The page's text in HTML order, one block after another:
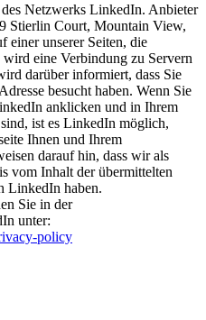
Netzwerks LinkedIn. Anbieter
Stierlin Court, Mountain View,
unserer Seiten, die
eine Verbindung zu Servern
darüber informiert, dass Sie
besucht haben. Wenn Sie
anklicken und in Ihrem
ist es LinkedIn möglich,
Ihnen und Ihrem
darauf hin, dass wir als
vom Inhalt der übermittelten
LinkedIn haben.
Sie in der
unter:
policy